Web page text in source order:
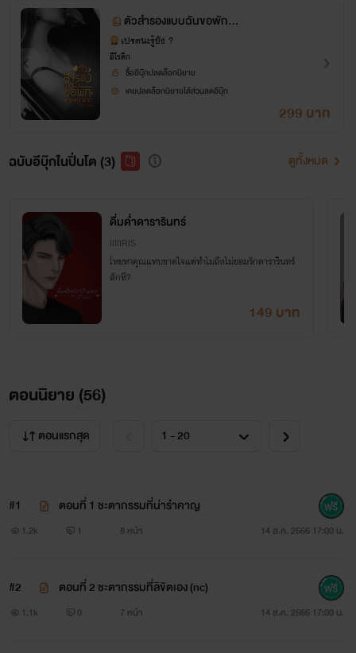
ตัวสำรองแบบฉันขอพักห
น่อยเถอะค่ะ
เปรตนะรู้ยัง ?
อีโรติก
ซื้ออีบุ๊กปลดล็อกนิยาย
เคยปลดล็อกนิยายได้ส่วนลดอีบุ๊ก
299 บาท
ฉบับอีบุ๊กในปิ่นโต (3) ดูทั้งหมด
ดื่มด่ำดารารินทร์
IIIIIRIS
โหยหาคุณแทบขาดใจแต่ทำไมถึงไม่ยอมรักดารารินทร์
สักที?
149 บาท
ตอนนิยาย (56)
ตอนแรกสุด
#1 ตอนที่ 1 ชะตากรรมที่น่ารำคาญ
1.2k 1 8 หน้า 14 ส.ค. 2566 17:00 น.
#2 ตอนที่ 2 ชะตากรรมที่ลิขิตเอง (nc)
1.1k 0 7 หน้า 14 ส.ค. 2566 17:00 น.